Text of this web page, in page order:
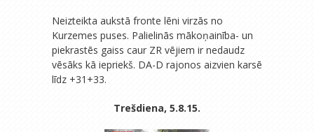
Neizteikta aukstā fronte lēni virzās no
Kurzemes puses. Palielinās mākoņainība- un
piekrastēs gaiss caur ZR vējiem ir nedaudz
vēsāks kā iepriekš. DA-D rajonos aizvien karsē
līdz +31+33.
Trešdiena, 5.8.15.